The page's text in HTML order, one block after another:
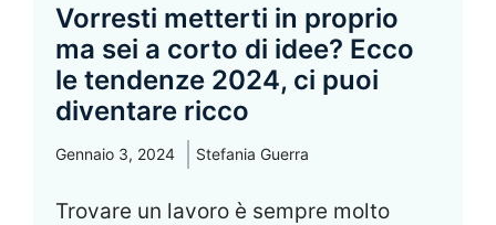
Vorresti metterti in proprio
ma sei a corto di idee? Ecco
le tendenze 2024, ci puoi
diventare ricco
Gennaio 3, 2024 Stefania Guerra
Trovare un lavoro è sempre molto